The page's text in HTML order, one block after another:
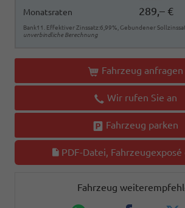
Monatsraten
289,– €
Bank11. Effektiver Zinssatz:6,99%, Gebundener
unverbindliche Berechnung
Fahrzeug anfragen
Wir rufen Sie an
Fahrzeug parken
PDF-Datei, Fahrzeugexposé
Fahrzeug